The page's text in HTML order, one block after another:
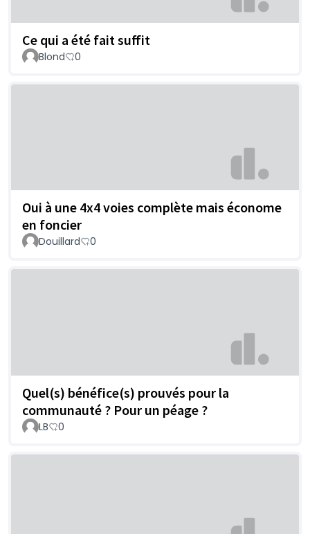
Ce qui a été fait suffit
Blond 0
Oui à une 4x4 voies complète mais économe
en foncier
Douillard 0
Quel(s) bénéfice(s) prouvés pour la
communauté ? Pour un péage ?
LB 0